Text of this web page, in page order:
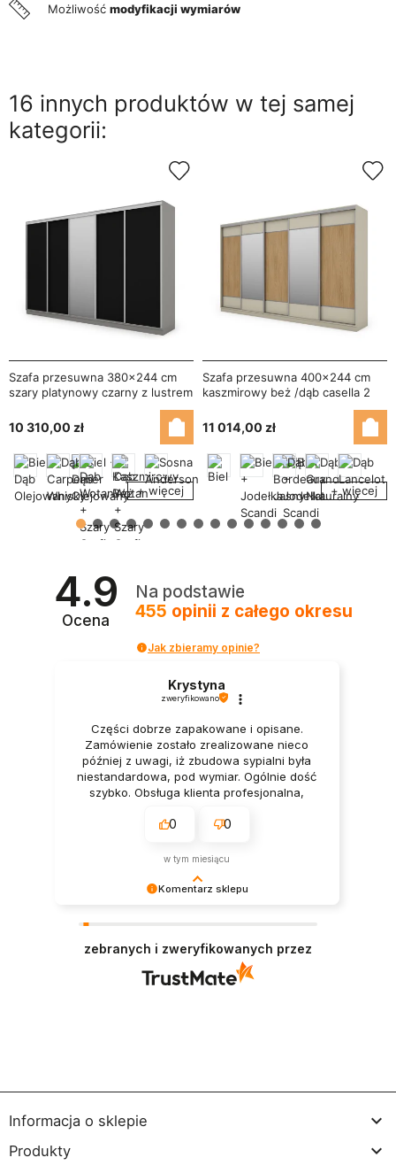
Możliwość modyfikacji wymiarów
16 innych produktów w tej samej
kategorii:
Szafa przesuwna 380x244 cm
szary platynowy czarny z lustrem
10 310,00 zł
+ więcej
Szafa przesuwna 400x244 cm
kaszmirowy beż /dąb casella 2
11 014,00 zł
+ więcej
4.9
Ocena
Na podstawie
455 opinii z całego okresu
Jak zbieramy opinie?
Komentarz sklepu
klienta i Twoja recenzja potwierdza nasze wysiłki
- dziękujemy raz jeszcze i mamy nadzieję - do
szybkiego zobaczenia!
Krystyna
zweryfikowano
Części dobrze zapakowane i opisane.
Zamówienie zostało zrealizowane nieco
później z uwagi, iż zbudowa sypialni była
niestandardowa, pod wymiar. Ogólnie dość
szybko. Obsługa klienta profesjonalna,
Warto kupić, meble wyglądają ładnie i
0 0
w tym miesiącu
zebranych i zweryfikowanych przez
Informacja o sklepie 
Produkty 